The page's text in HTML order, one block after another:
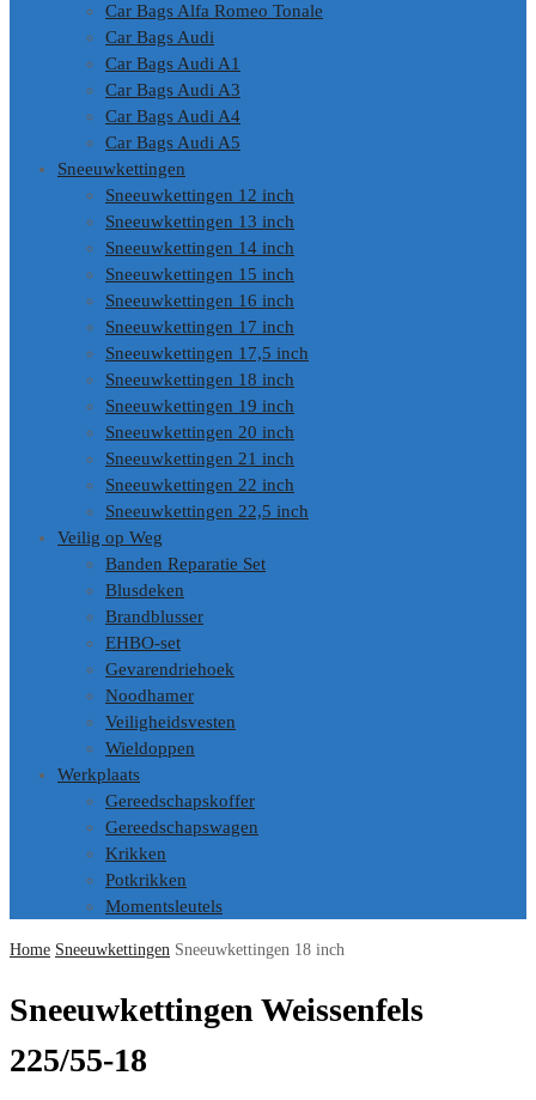
Car Bags Alfa Romeo Tonale
Car Bags Audi
Car Bags Audi A1
Car Bags Audi A3
Car Bags Audi A4
Car Bags Audi A5
Sneeuwkettingen
Sneeuwkettingen 12 inch
Sneeuwkettingen 13 inch
Sneeuwkettingen 14 inch
Sneeuwkettingen 15 inch
Sneeuwkettingen 16 inch
Sneeuwkettingen 17 inch
Sneeuwkettingen 17,5 inch
Sneeuwkettingen 18 inch
Sneeuwkettingen 19 inch
Sneeuwkettingen 20 inch
Sneeuwkettingen 21 inch
Sneeuwkettingen 22 inch
Sneeuwkettingen 22,5 inch
Veilig op Weg
Banden Reparatie Set
Blusdeken
Brandblusser
EHBO-set
Gevarendriehoek
Noodhamer
Veiligheidsvesten
Wieldoppen
Werkplaats
Gereedschapskoffer
Gereedschapswagen
Krikken
Potkrikken
Momentsleutels
Home Sneeuwkettingen Sneeuwkettingen 18 inch
Sneeuwkettingen Weissenfels
225/55-18